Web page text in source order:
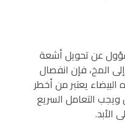
عن تحويل أشعة
المخ، فإن انفصال
البيضاء يعتبر من أخطر
التعامل السريع